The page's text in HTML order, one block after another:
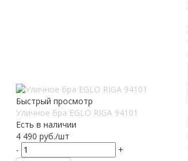
Быстрый просмотр
Уличное бра EGLO RIGA 94101
Есть в наличии
4 490 руб./шт
-
+